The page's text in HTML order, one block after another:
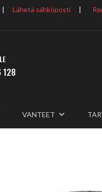
| Lähetä sähköposti |
128
VANTEET